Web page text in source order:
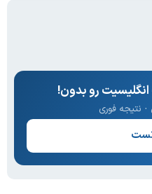
رو بدون!